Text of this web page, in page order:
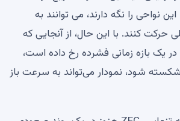
این نواحی را نگه دارند، می توانند به
کنند. با این حال، از آنجایی که
یک بازه زمانی فشرده رخ داده است،
شود، نمودار می‌تواند به سرعت باز